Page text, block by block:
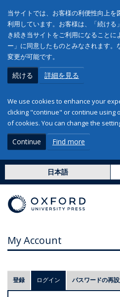
当サイトでは、お客様の利便性向上
利用しています。お客様は、「続ける
き続き当サイトをご利用になること
ー」に同意したものとみなされます。
変更が可能です。
続ける 詳細を見る
We use cookies to enhance your
clicking "continue" or continue using
of cookies. You can change the
Continue Find more
日本語
My Account
プ
ラ
登録 ログイン (アクティブなタブ)
パスワードの再